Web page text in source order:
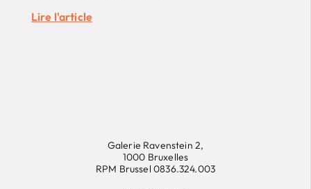
Lire l'article
Galerie Ravenstein 2,
1000 Bruxelles
RPM Brussel 0836.324.003